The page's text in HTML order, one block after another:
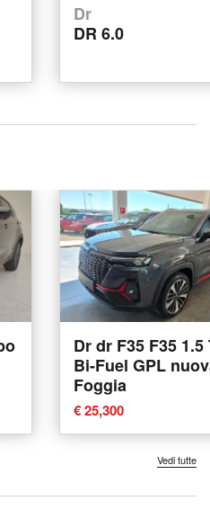
Dr
DR 6.0
Dr dr F35 F35
Bi-Fuel GPL
Foggia
€ 25,300
Vedi tutte